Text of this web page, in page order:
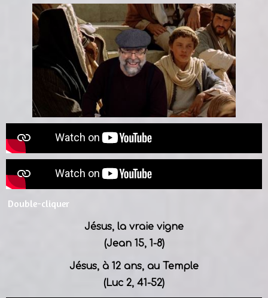
Double-cliquer
Jésus, la vraie vigne
(Jean 15, 1-8)
Jésus, à 12 ans, au Temple
(Luc 2, 41-52)